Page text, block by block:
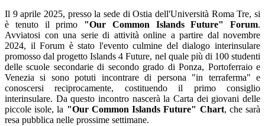
Il 9 aprile 2025, presso la sede di Ostia dell'Università Roma Tre, si
è tenuto il primo "Our Common Islands Future" Forum.
Avviatosi con una serie di attività online a partire dal novembre
2024, il Forum è stato l'evento culmine del dialogo interinsulare
promosso dal progetto Islands 4 Future, nel quale più di 100 studenti
delle scuole secondarie di secondo grado di Ponza, Portoferraio e
Venezia si sono potuti incontrare di persona "in terraferma" e
conoscersi reciprocamente, costituendo il primo consiglio
interinsulare. Da questo incontro nascerà la Carta dei giovani delle
piccole isole, la "Our Common Islands Future" Chart, che sarà
resa pubblica nelle prossime settimane.